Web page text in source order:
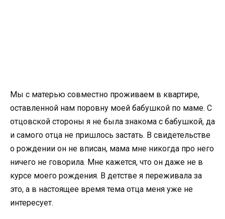
Мы с матерью совместно проживаем в квартире,
оставленной нам поровну моей бабушкой по маме. С
отцовской стороны я не была знакома с бабушкой, да
и самого отца не пришлось застать. В свидетельстве
о рождении он не вписан, мама мне никогда про него
ничего не говорила. Мне кажется, что он даже не в
курсе моего рождения. В детстве я переживала за
это, а в настоящее время тема отца меня уже не
интересует.